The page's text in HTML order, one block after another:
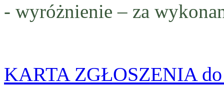
- wyróżnienie – za
KARTA ZGŁOSZENIA